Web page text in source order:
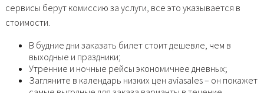
сервисы берут комиссию за услуги, все это указывается в
стоимости.
В будние дни заказать билет стоит дешевле, чем в
выходные и праздники;
Утренние и ночные рейсы экономичнее дневных;
Загляните в календарь низких цен aviasales – он покажет